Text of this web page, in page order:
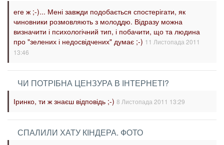
еге ж ;-)... Мені завжди подобається спостерігати, як
чиновники розмовляють з молоддю. Відразу можна
визначити і психологічний тип, і побачити, що та людина
про "зелених і недосвідчених" думає ;-) 11 Листопада 2011
13:46
ЧИ ПОТРІБНА ЦЕНЗУРА В ІНТЕРНЕТІ?
Іринко, ти ж знаєш відповідь ;-) 8 Листопада 2011 13:29
СПАЛИЛИ ХАТУ КІНДЕРА. ФОТО